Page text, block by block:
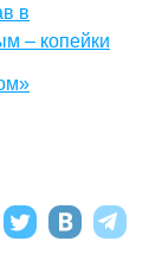
в
– копейки